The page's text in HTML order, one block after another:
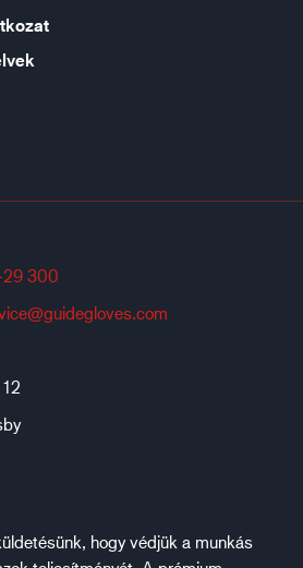
29 300
hogy védjük a munkás